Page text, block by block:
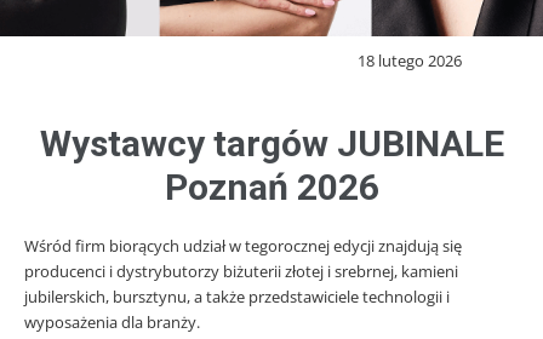
18 lutego 2026
Wystawcy targów JUBINALE
Poznań 2026
Wśród firm biorących udział w tegorocznej edycji znajdują się
producenci i dystrybutorzy biżuterii złotej i srebrnej, kamieni
jubilerskich, bursztynu, a także przedstawiciele technologii i
wyposażenia dla branży.